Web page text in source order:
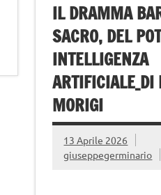
IL DRAMMA
SACRO, DEL
INTELLIGENZA
MORIGI
13 Aprile 2026
giuseppegerminario